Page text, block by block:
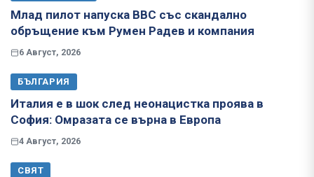
Млад пилот напуска ВВС със скандално
обръщение към Румен Радев и компания
6 Август, 2026
БЪЛГАРИЯ
Италия е в шок след неонацистка проява в
София: Омразата се върна в Европа
4 Август, 2026
СВЯТ